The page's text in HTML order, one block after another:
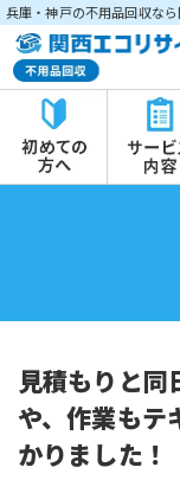
兵庫・神戸の不用品回収な
見積もりと同
や、作業もテ
かりました！